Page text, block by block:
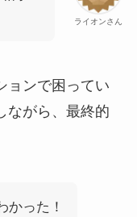
ライオンさん
ョンで困ってい
ながら、最終的
かった！